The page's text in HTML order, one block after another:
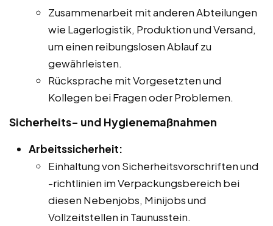
Zusammenarbeit mit anderen Abteilungen
wie Lagerlogistik, Produktion und Versand,
um einen reibungslosen Ablauf zu
gewährleisten.
Rücksprache mit Vorgesetzten und
Kollegen bei Fragen oder Problemen.
Sicherheits- und Hygienemaßnahmen
Arbeitssicherheit:
Einhaltung von Sicherheitsvorschriften und
-richtlinien im Verpackungsbereich bei
diesen Nebenjobs, Minijobs und
Vollzeitstellen in Taunusstein.